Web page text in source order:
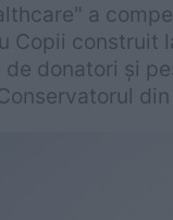
a
Copii construit
donatori și